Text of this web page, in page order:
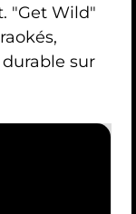
"Get Wild"
sur